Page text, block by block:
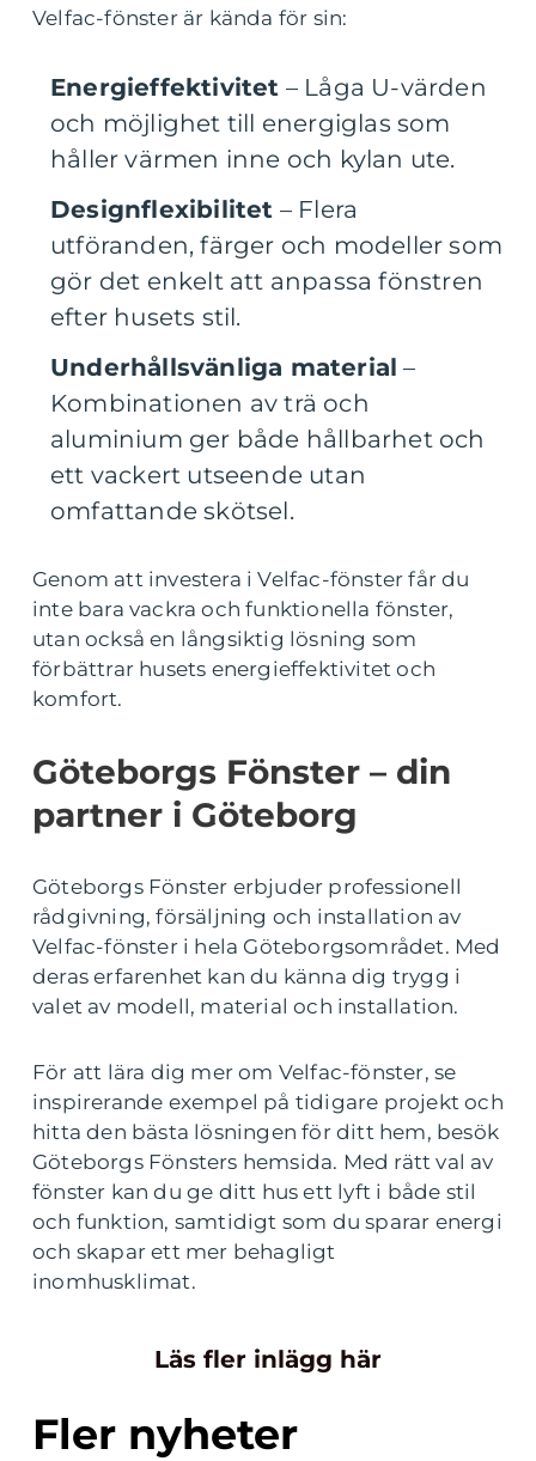
Velfac-fönster är kända för sin:
Energieffektivitet – Låga U-värden
och möjlighet till energiglas som
håller värmen inne och kylan ute.
Designflexibilitet – Flera
utföranden, färger och modeller som
gör det enkelt att anpassa fönstren
efter husets stil.
Underhållsvänliga material –
Kombinationen av trä och
aluminium ger både hållbarhet och
ett vackert utseende utan
omfattande skötsel.
Genom att investera i Velfac-fönster får du
inte bara vackra och funktionella fönster,
utan också en långsiktig lösning som
förbättrar husets energieffektivitet och
komfort.
Göteborgs Fönster – din
partner i Göteborg
Göteborgs Fönster erbjuder professionell
rådgivning, försäljning och installation av
Velfac-fönster i hela Göteborgsområdet. Med
deras erfarenhet kan du känna dig trygg i
valet av modell, material och installation.
För att lära dig mer om Velfac-fönster, se
inspirerande exempel på tidigare projekt och
hitta den bästa lösningen för ditt hem, besök
Göteborgs Fönsters hemsida. Med rätt val av
fönster kan du ge ditt hus ett lyft i både stil
och funktion, samtidigt som du sparar energi
och skapar ett mer behagligt
inomhusklimat.
Läs fler inlägg här
Fler nyheter